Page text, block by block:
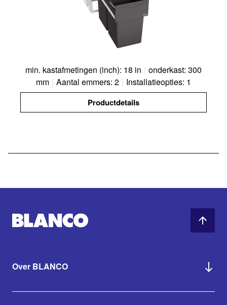
min. kastafmetingen (inch): 18 in | onderkast: 300
mm | Aantal emmers: 2 | Installatieopties: 1
Productdetails
Over BLANCO